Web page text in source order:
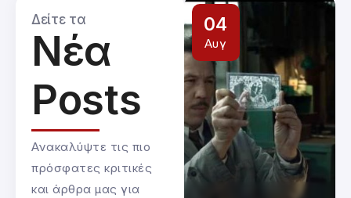
Νέα
Posts
Δείτε τα
Ανακαλύψτε τις πιο
πρόσφατες κριτικές
και άρθρα μας για
04
Αυγ
04
Αυγ